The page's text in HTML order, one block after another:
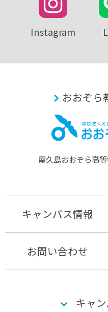
Instagram
おおぞら
屋久島おおぞら⾼
キャンパス情報
お問い合わせ
キャ